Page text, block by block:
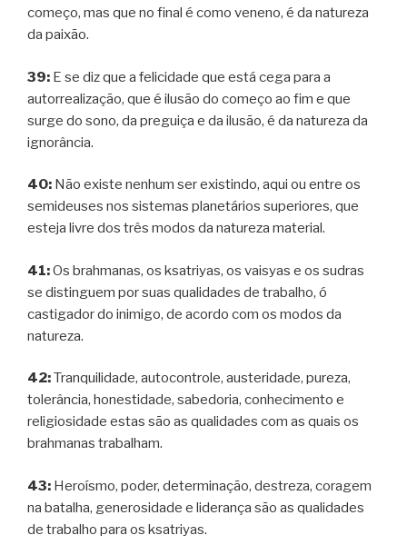
começo, mas que no final é como veneno, é da natureza
da paixão.
39: E se diz que a felicidade que está cega para a
autorrealização, que é ilusão do começo ao fim e que
surge do sono, da preguiça e da ilusão, é da natureza da
ignorância.
40: Não existe nenhum ser existindo, aqui ou entre os
semideuses nos sistemas planetários superiores, que
esteja livre dos três modos da natureza material.
41:Os brahmanas, os ksatriyas, os vaisyas e os sudras
se distinguem por suas qualidades de trabalho, ó
castigador do inimigo, de acordo com os modos da
natureza.
42:Tranquilidade, autocontrole, austeridade, pureza,
tolerância, honestidade, sabedoria, conhecimento e
religiosidade estas são as qualidades com as quais os
brahmanas trabalham.
43: Heroísmo, poder, determinação, destreza, coragem
na batalha, generosidade e liderança são as qualidades
de trabalho para os ksatriyas.